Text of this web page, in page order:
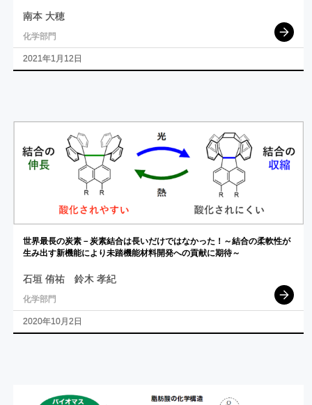
南本 大穂
化学部門
2021年1月12日
世界最長の炭素－炭素結合は長いだけではなかった！ ～結合の柔軟性が
生み出す新機能により未踏機能材料開発への貢献に期待～
石垣 侑祐 鈴木 孝紀
化学部門
2020年10月2日